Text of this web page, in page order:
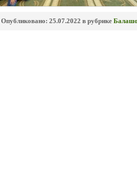
Опубликовано: 25.07.2022 в рубрике